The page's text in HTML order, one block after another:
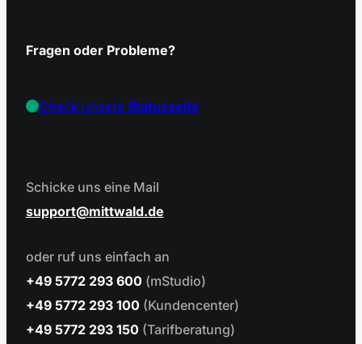
Fragen oder Probleme?
Check unsereStatusseite
Schicke uns eine Mail
support
mittwald.de
oder ruf uns einfach an
+49 5772 293 600 (mStudio)
+49 5772 293 100 (Kundencenter)
+49 5772 293 150 (Tarifberatung)